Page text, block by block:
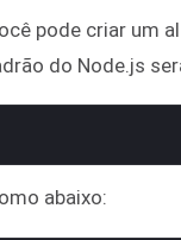
pode criar um
do Node.js
abaixo: